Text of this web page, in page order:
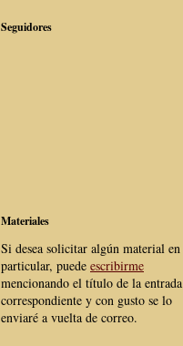
Seguidores
Materiales
Si desea solicitar algún material en
particular, puede escribirme
mencionando el título de la entrada
correspondiente y con gusto se lo
enviaré a vuelta de correo.